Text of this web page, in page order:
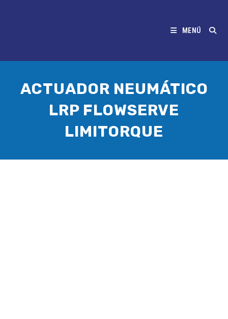
MENÚ
ACTUADOR NEUMÁTICO
LRP FLOWSERVE
LIMITORQUE